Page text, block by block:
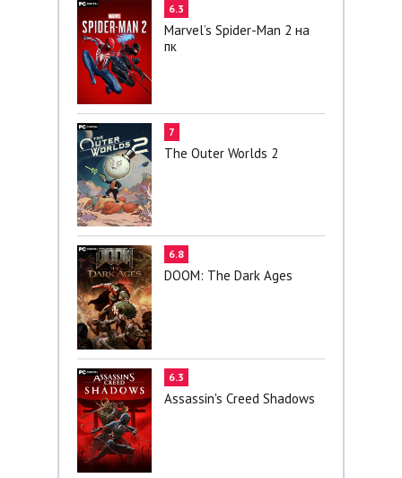
6.3
Marvel’s Spider-Man 2 на
пк
7
The Outer Worlds 2
6.8
DOOM: The Dark Ages
6.3
Assassin's Creed Shadows